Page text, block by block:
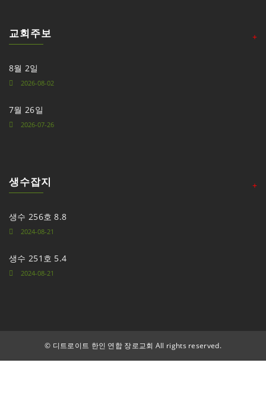
교회주보 +
8월 2일
2026-08-02
7월 26일
2026-07-26
생수잡지 +
생수 256호 8.8
2024-08-21
생수 251호 5.4
2024-08-21
© 디트로이트 한인 연합 장로교회 All rights reserved.